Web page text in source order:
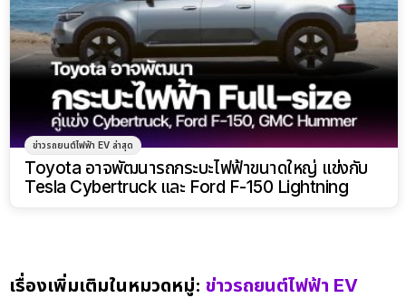
ข่าวรถยนต์ไฟฟ้า EV ล่าสุด
Toyota อาจพัฒนารถกระบะไฟฟ้าขนาดใหญ่ แข่งกับ
Tesla Cybertruck และ Ford F-150 Lightning
เรื่องเพิ่มเติมในหมวดหมู่: ข่าวรถยนต์ไฟฟ้า EV